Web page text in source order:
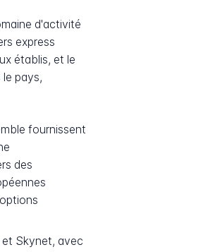
d'activité
express
établis, et le
pays,
fournissent
des
et Skynet, avec